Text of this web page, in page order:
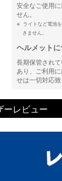
安全なご使用
せん。
ライトなど電池
きません。
ヘルメット
長期保管され
あり、ご利用
せは一切対応致
ーレビュー